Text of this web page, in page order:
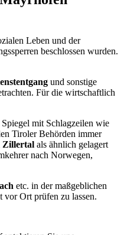
Leben und der
beschlossen wurden.
und sonstige
Für die wirtschaftlich
mit Schlagzeilen wie
Tiroler Behörden immer
Zillertal als ähnlich gelagert
nach Norwegen,
etc. in der maßgeblichen
vor Ort prüfen zu lassen.